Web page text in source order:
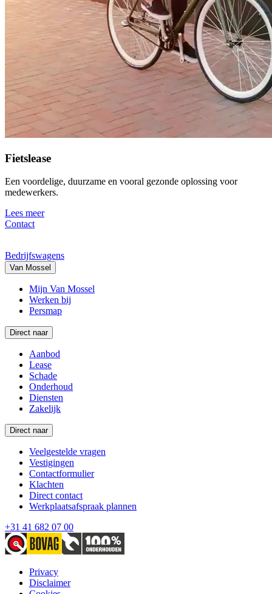
Fietslease
Een voordelige, duurzame en vooral gezonde oplossing voor
medewerkers.
Lees meer
Contact
Bedrijfswagens
Van Mossel
Mijn Van Mossel
Werken bij
Persmap
Direct naar
Aanbod
Lease
Schade
Onderhoud
Diensten
Zakelijk
Direct naar
Veelgestelde vragen
Vestigingen
Contactformulier
Klachten
Direct contact
Werkplaatsafspraak plannen
+31 41 682 07 00
Privacy
Disclaimer